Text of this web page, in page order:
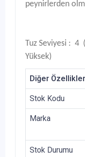
peynirlerden
Tuz Seviyesi : 4
Yüksek)
Diğer Özellikler
Stok Kodu
Marka
Stok Durumu